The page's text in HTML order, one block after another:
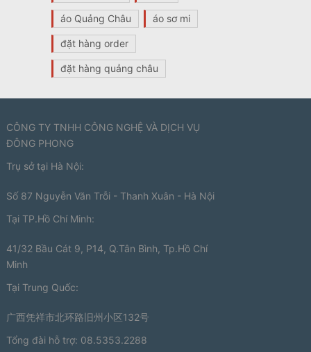
áo Quảng Châu áo sơ mi
đặt hàng order
đặt hàng quảng châu
CÔNG TY TNHH CÔNG NGHỆ VÀ DỊCH VỤ
ĐÔNG PHONG
Trụ sở tại Hà Nội:
Số 87 Nguyễn Văn Trỗi - Thanh Xuân - Hà Nội
Tại TP.Hồ Chí Minh:
41/32 Bầu Cát 9, P14, Q.Tân Bình, Tp.Hồ Chí
Minh
Tại Trung Quốc:
广西凭祥市北环路旧州小区132号
Tổng đài hỗ trợ: 08.5353.2288